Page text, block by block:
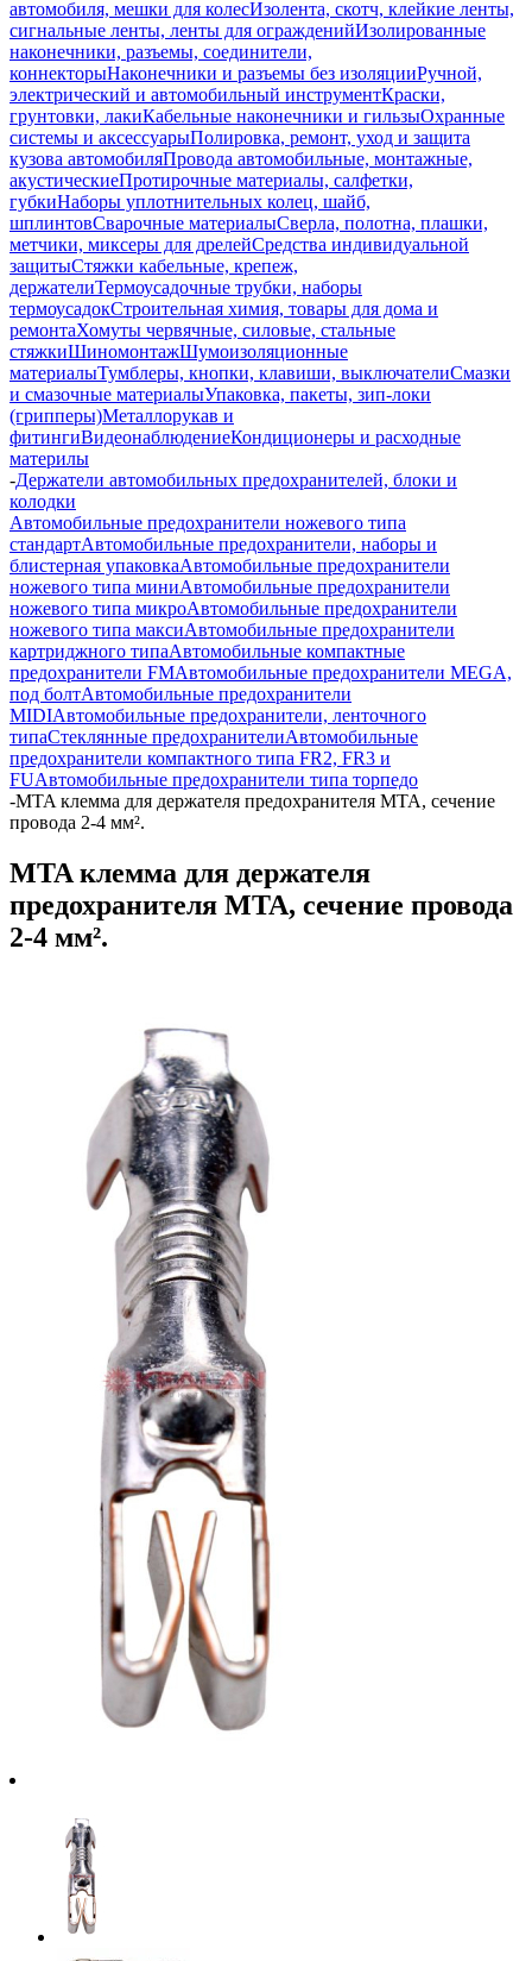
автомобиля, мешки для колесИзолента, скотч, клейкие ленты,
сигнальные ленты, ленты для огражденийИзолированные
наконечники, разъемы, соединители,
коннекторыНаконечники и разъемы без изоляцииРучной,
электрический и автомобильный инструментКраски,
грунтовки, лакиКабельные наконечники и гильзыОхранные
системы и аксессуарыПолировка, ремонт, уход и защита
кузова автомобиляПровода автомобильные, монтажные,
акустическиеПротирочные материалы, салфетки,
губкиНаборы уплотнительных колец, шайб,
шплинтовСварочные материалыСверла, полотна, плашки,
метчики, миксеры для дрелейСредства индивидуальной
защитыСтяжки кабельные, крепеж,
держателиТермоусадочные трубки, наборы
термоусадокСтроительная химия, товары для дома и
ремонтаХомуты червячные, силовые, стальные
стяжкиШиномонтажШумоизоляционные
материалыТумблеры, кнопки, клавиши, выключателиСмазки
и смазочные материалыУпаковка, пакеты, зип-локи
(грипперы)Металлорукав и
фитингиВидеонаблюдениеКондиционеры и расходные
материлы
-Держатели автомобильных предохранителей, блоки и
колодки
Автомобильные предохранители ножевого типа
стандартАвтомобильные предохранители, наборы и
блистерная упаковкаАвтомобильные предохранители
ножевого типа миниАвтомобильные предохранители
ножевого типа микроАвтомобильные предохранители
ножевого типа максиАвтомобильные предохранители
картриджного типаАвтомобильные компактные
предохранители FMАвтомобильные предохранители MEGA,
под болтАвтомобильные предохранители
MIDIАвтомобильные предохранители, ленточного
типаСтеклянные предохранителиАвтомобильные
предохранители компактного типа FR2, FR3 и
FUАвтомобильные предохранители типа торпедо
-MTA клемма для держателя предохранителя MTA, сечение
провода 2-4 мм².
MTA клемма для держателя
предохранителя MTA, сечение провода
2-4 мм².